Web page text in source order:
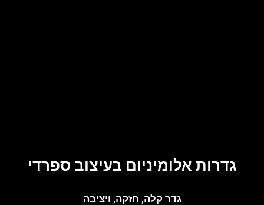
גדרות אלומיניום בעיצוב ספרדי
גדר קלה, חזקה, ויציבה